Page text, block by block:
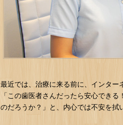
最近では、治療に来る前に、インタ
「この歯医者さんだったら安心でき
のだろうか？」と、内心では不安を拭